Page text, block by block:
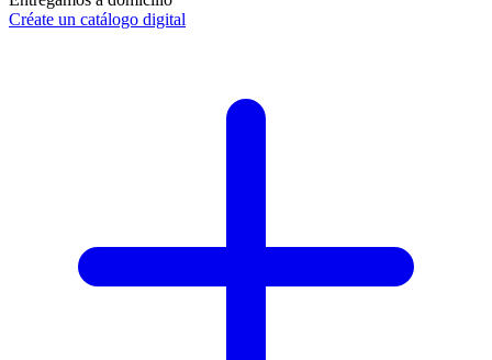
Créate un catálogo digital